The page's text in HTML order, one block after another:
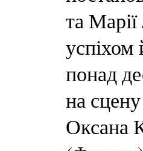
та
успіхом
понад
на
Оксана